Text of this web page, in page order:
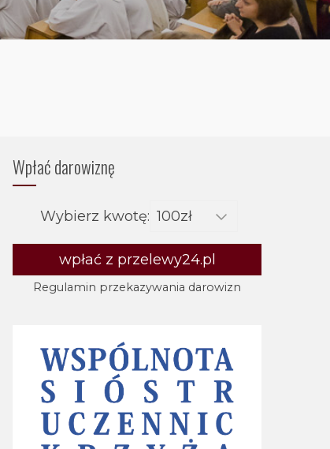
Wpłać darowiznę
Wybierz kwotę:
wpłać z przelewy24.pl
Regulamin przekazywania darowizn